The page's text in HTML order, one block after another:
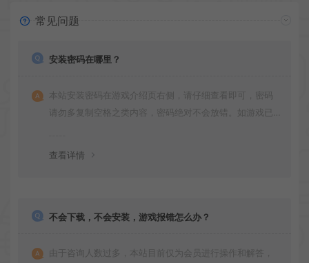
常见问题
安装密码在哪里？
本站安装密码在游戏介绍页右侧，请仔细查看即可，密码
请勿多复制空格之类内容，密码绝对不会放错。如游戏已
查看详情
不会下载，不会安装，游戏报错怎么办？
由于咨询人数过多，本站目前仅为会员进行操作和解答，